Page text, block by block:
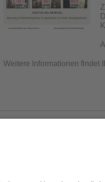
Weitere Informationen findet